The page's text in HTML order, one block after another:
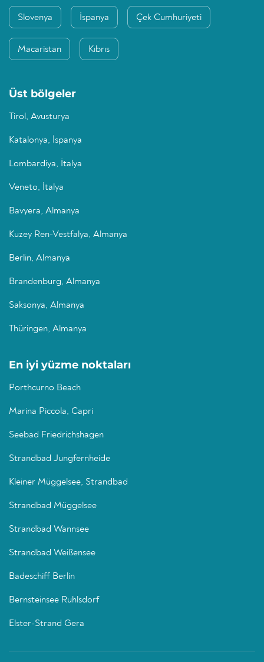
Slovenya İspanya Çek Cumhuriyeti
Macaristan Kıbrıs
Üst bölgeler
Tirol, Avusturya
Katalonya, İspanya
Lombardiya, İtalya
Veneto, İtalya
Bavyera, Almanya
Kuzey Ren-Vestfalya, Almanya
Berlin, Almanya
Brandenburg, Almanya
Saksonya, Almanya
Thüringen, Almanya
En iyi yüzme noktaları
Porthcurno Beach
Marina Piccola, Capri
Seebad Friedrichshagen
Strandbad Jungfernheide
Kleiner Müggelsee, Strandbad
Strandbad Müggelsee
Strandbad Wannsee
Strandbad Weißensee
Badeschiff Berlin
Bernsteinsee Ruhlsdorf
Elster-Strand Gera